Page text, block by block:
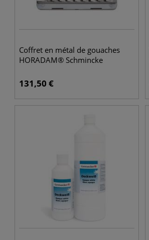
Coffret en métal de gouaches
HORADAM® Schmincke
131,50 €